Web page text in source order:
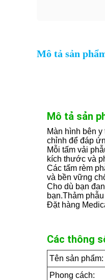
Mô tả sản
Mô tả sản
Màn hình bên
chỉnh để đáp
Mỗi tấm vải
kích thước và
Các tấm rèm
và bền vững
Cho dù bạn
bạn.Thảm
Đặt hàng
Các thông
Tên sản phẩm:
Phong cách: